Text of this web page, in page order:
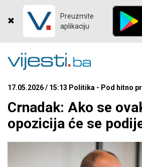
Preuzmite
aplikaciju
17.05.2026 / 15:13 Politika - Pod hitno
Crnadak: Ako se
opozicija će se